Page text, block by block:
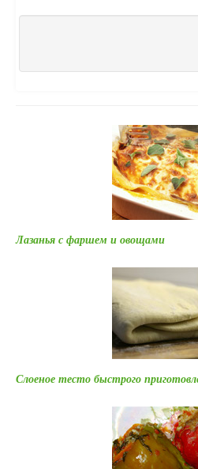
Лазанья с фаршем и овощами
Слоеное тесто быстрого